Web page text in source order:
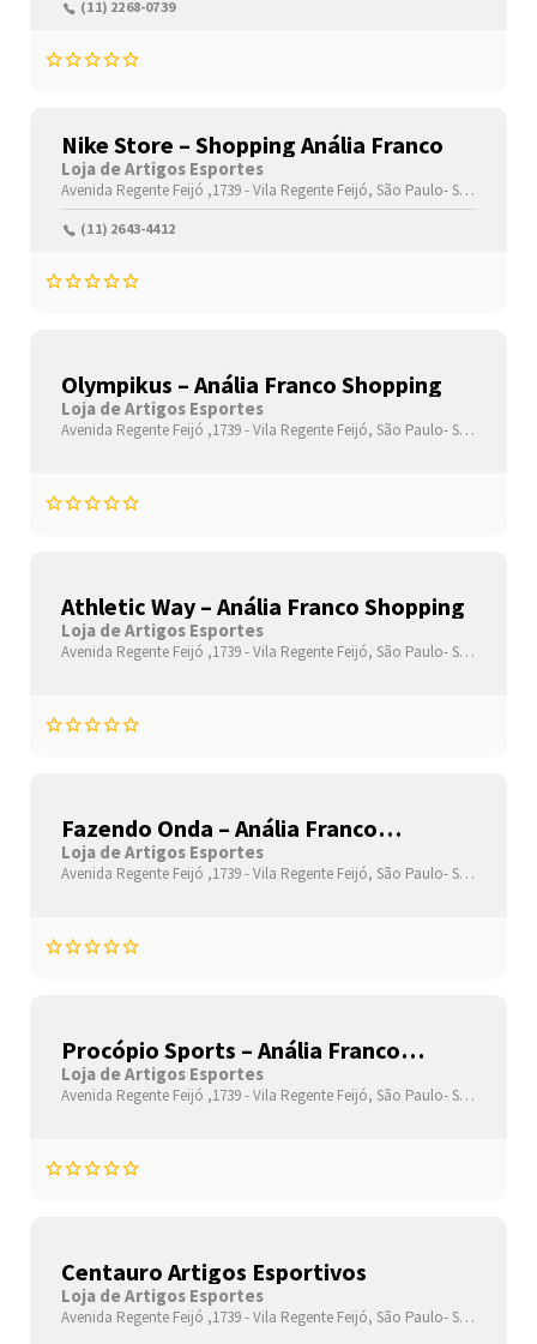
(11) 2268-0739
Nike Store – Shopping Anália Franco
Loja de Artigos Esportes
Avenida Regente Feijó ,1739 -Vila Regente Feijó, São Paulo-São Paulo(SP)
(11) 2643-4412
Olympikus – Anália Franco Shopping
Loja de Artigos Esportes
Avenida Regente Feijó ,1739 -Vila Regente Feijó, São Paulo-São Paulo(SP)
Athletic Way – Anália Franco Shopping
Loja de Artigos Esportes
Avenida Regente Feijó ,1739 -Vila Regente Feijó, São Paulo-São Paulo(SP)
Fazendo Onda – Anália Franco
Shopping
Loja de Artigos Esportes
Avenida Regente Feijó ,1739 -Vila Regente Feijó, São Paulo-São Paulo(SP)
Procópio Sports – Anália Franco
Shopping
Loja de Artigos Esportes
Avenida Regente Feijó ,1739 -Vila Regente Feijó, São Paulo-São Paulo(SP)
Centauro Artigos Esportivos
Loja de Artigos Esportes
Avenida Regente Feijó ,1739 -Vila Regente Feijó, São Paulo-São Paulo(SP)